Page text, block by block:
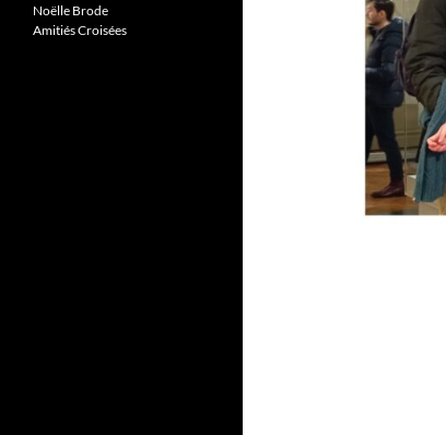
Noëlle Brode
Amitiés Croisées